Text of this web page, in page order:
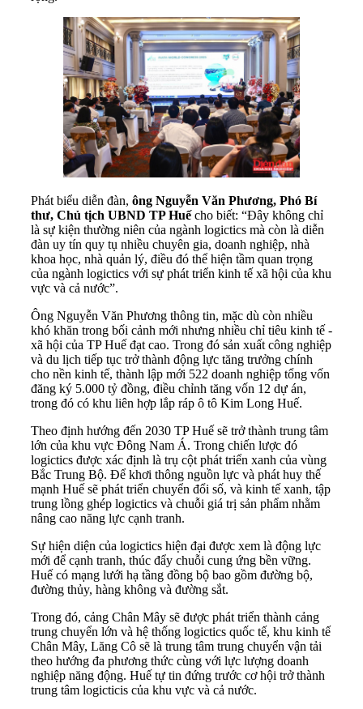
Phát biểu diễn đàn, ông Nguyễn Văn Phương, Phó Bí
thư, Chủ tịch UBND TP Huếcho biết: “Đây không chỉ
là sự kiện thường niên của ngành logictics mà còn là diễn
đàn uy tín quy tụ nhiều chuyên gia, doanh nghiệp, nhà
khoa học, nhà quản lý, điều đó thể hiện tầm quan trọng
của ngành logictics với sự phát triển kinh tế xã hội của khu
vực và cả nước”.
Ông Nguyễn Văn Phương thông tin, mặc dù còn nhiều
khó khăn trong bối cảnh mới nhưng nhiều chỉ tiêu kinh tế -
xã hội của TP Huế đạt cao. Trong đó sản xuất công nghiệp
và du lịch tiếp tục trở thành động lực tăng trưởng chính
cho nền kinh tế, thành lập mới 522 doanh nghiệp tổng vốn
đăng ký 5.000 tỷ đồng, điều chỉnh tăng vốn 12 dự án,
trong đó có khu liên hợp lắp ráp ô tô Kim Long Huế.
Theo định hướng đến 2030 TP Huế sẽ trở thành trung tâm
lớn của khu vực Đông Nam Á. Trong chiến lược đó
logictics được xác định là trụ cột phát triển xanh của vùng
Bắc Trung Bộ. Để khơi thông nguồn lực và phát huy thế
mạnh Huế sẽ phát triển chuyển đổi số, và kinh tế xanh, tập
trung lồng ghép logictics và chuỗi giá trị sản phẩm nhằm
nâng cao năng lực cạnh tranh.
Sự hiện diện của logictics hiện đại được xem là động lực
mới để cạnh tranh, thúc đẩy chuỗi cung ứng bền vững.
Huế có mạng lưới hạ tầng đồng bộ bao gồm đường bộ,
đường thủy, hàng không và đường sắt.
Trong đó, cảng Chân Mây sẽ được phát triển thành cảng
trung chuyển lớn và hệ thống logictics quốc tế, khu kinh tế
Chân Mây, Lăng Cô sẽ là trung tâm trung chuyển vận tải
theo hướng đa phương thức cùng với lực lượng doanh
nghiệp năng động. Huế tự tin đứng trước cơ hội trở thành
trung tâm logicticis của khu vực và cả nước.